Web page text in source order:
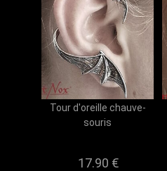
Tour d'oreille chauve-
souris
17.90 €